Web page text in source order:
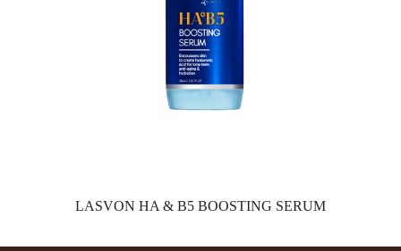
LASVON HA & B5 BOOSTING SERUM